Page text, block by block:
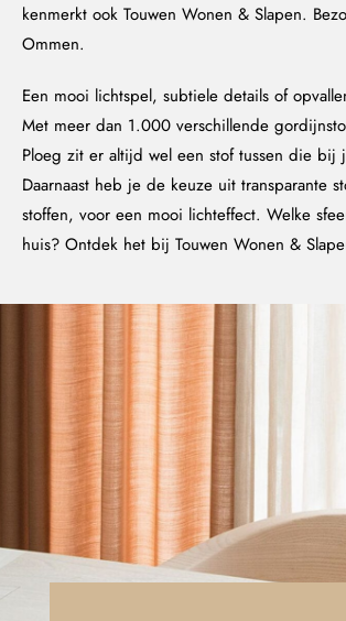
kenmerkt ook Touwen Wonen & Slapen.
Ommen.
Een mooi lichtspel, subtiele details of
Met meer dan 1.000 verschillende
Ploeg zit er altijd wel een stof tussen die bij
Daarnaast heb je de keuze uit transparante
stoffen, voor een mooi lichteffect. Welke
huis? Ontdek het bij Touwen Wonen &